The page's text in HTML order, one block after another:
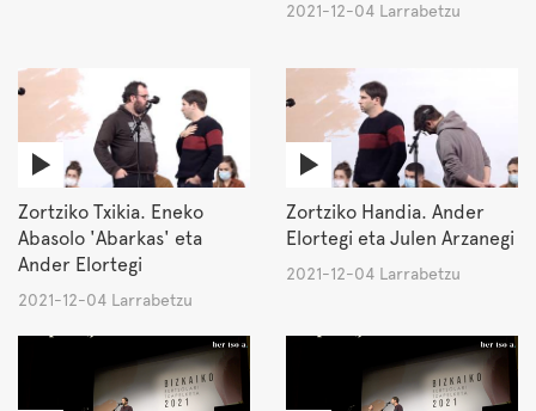
2021-12-04 Larrabetzu
Zortziko Txikia. Eneko
Abasolo 'Abarkas' eta
Ander Elortegi
2021-12-04 Larrabetzu
Zortziko Handia. Ander
Elortegi eta Julen Arzanegi
2021-12-04 Larrabetzu